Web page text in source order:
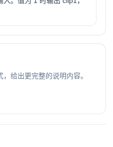
给出更完整的说明内容。